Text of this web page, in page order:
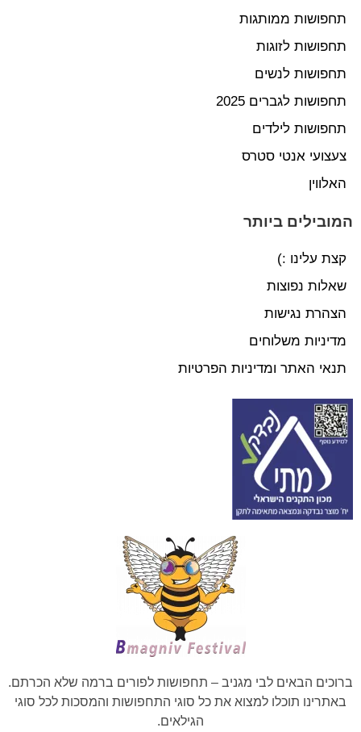
תחפושות ממותגות
תחפושות לזוגות
תחפושות לנשים
תחפושות לגברים 2025
תחפושות לילדים
צעצועי אנטי סטרס
האלווין
המובילים ביותר
קצת עלינו :)
שאלות נפוצות
הצהרת נגישות
מדיניות משלוחים
תנאי האתר ומדיניות הפרטיות
ברוכים הבאים לבי מגניב – תחפושות לפורים ברמה שלא הכרתם.
באתרינו תוכלו למצוא את כל סוגי התחפושות והמסכות לכל סוגי
הגילאים.